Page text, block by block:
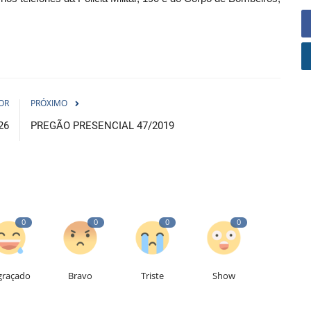
PRÓXIMO
PREGÃO PRESENCIAL 47/2019
0 0
Bravo
0
Triste
0
Show